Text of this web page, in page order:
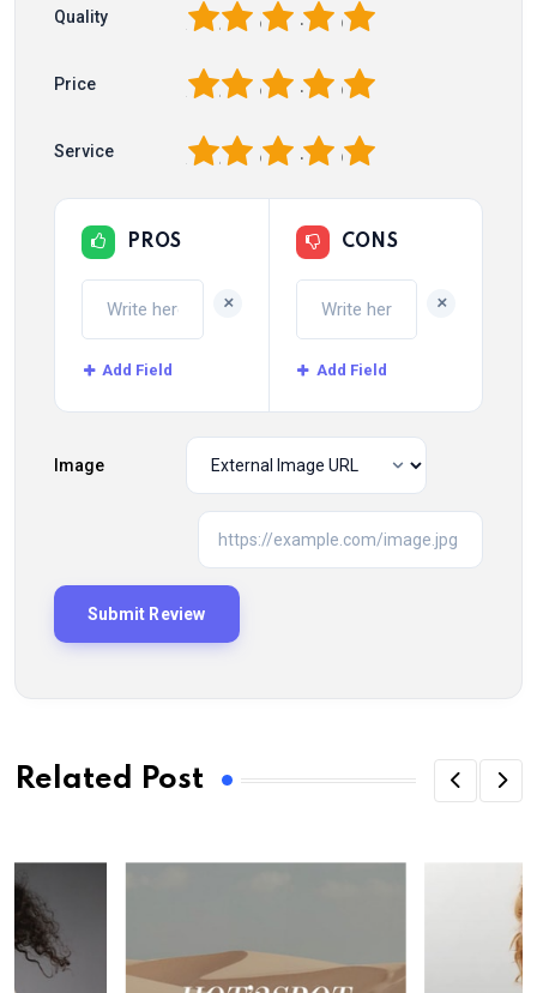
Quality 5
4
3
2
Price 5
4
3
2
Service 5
4
3
2
PROS
+
Add Field
CONS
+
Add Field
Image
Related Post